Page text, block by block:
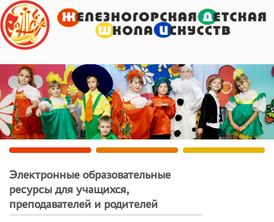
Электронные образовательные
ресурсы для учащихся,
преподавателей и родителей